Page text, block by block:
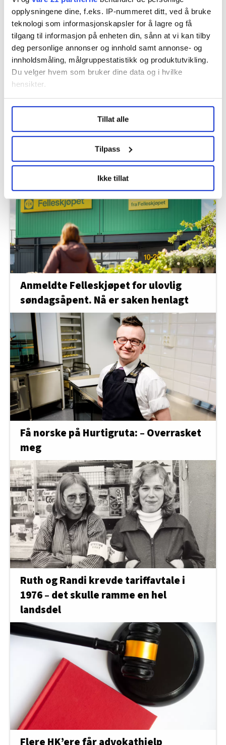
opplysningene dine, f.eks. IP-nummeret ditt, ved å bruke
teknologi som informasjonskapsler for å lagre og få
tilgang til informasjon på enheten din, sånn at vi kan tilby
deg personlige annonser og innhold samt annonse- og
innholdsmåling, målgruppestatistikk og produktutvikling.
Du velger hvem som bruker dine data og i hvilke
hensikter.
Undermer infokan du lese om hvordan dine personlige
data behandles og hvordan du kan velge hvordan de skal
brukes. Du kan hele tiden endre eller trekke tilbake ditt
samtykke fra erklæringen om informasjonskapsler.
LO Medias publikasjoner frifagbevegelse.no, hk-nytt.no
og fontene.no bruker informasjonskapsler (cookies) for å
lære hvordan våre nettsider blir brukt slik at vi tilby
relevant innhold, tilpassede annonser og utarbeide
statistikk.
Vi deler bare informasjon om hvordan du bruker
nettstedet med LO Medias egne samarbeidspartnere
innenfor analyse og annonsering. Disse er angitt i
oversikten lengre ned på denne siden.
Tillat alle
Tilpass
Ikke tillat
Kvinne får erstatning ni år etter at
hun ble drapstruet på jobb
Anmeldte Felleskjøpet for ulovlig
søndagsåpent. Nå er saken henlagt
Få norske på Hurtigruta: – Overrasket
meg
Ruth og Randi krevde tariffavtale i
1976 – det skulle ramme en hel
landsdel